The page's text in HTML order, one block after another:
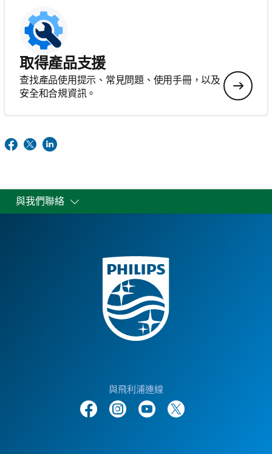
取得產品支援
查找產品使用提示、常見問題、使用手冊，以及
安全和合規資訊。
與我們聯絡
與飛利浦連線